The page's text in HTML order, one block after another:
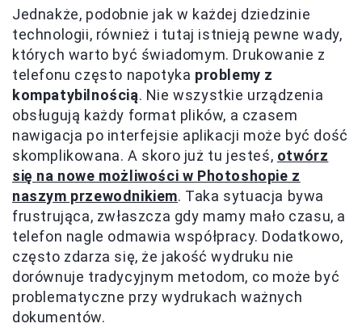
Jednakże, podobnie jak w każdej dziedzinie
technologii, również i tutaj istnieją pewne wady,
których warto być świadomym. Drukowanie z
telefonu często napotyka problemy z
kompatybilnością. Nie wszystkie urządzenia
obsługują każdy format plików, a czasem
nawigacja po interfejsie aplikacji może być dość
skomplikowana. A skoro już tu jesteś, otwórz
się na nowe możliwości w Photoshopie z
naszym przewodnikiem. Taka sytuacja bywa
frustrująca, zwłaszcza gdy mamy mało czasu, a
telefon nagle odmawia współpracy. Dodatkowo,
często zdarza się, że jakość wydruku nie
dorównuje tradycyjnym metodom, co może być
problematyczne przy wydrukach ważnych
dokumentów.